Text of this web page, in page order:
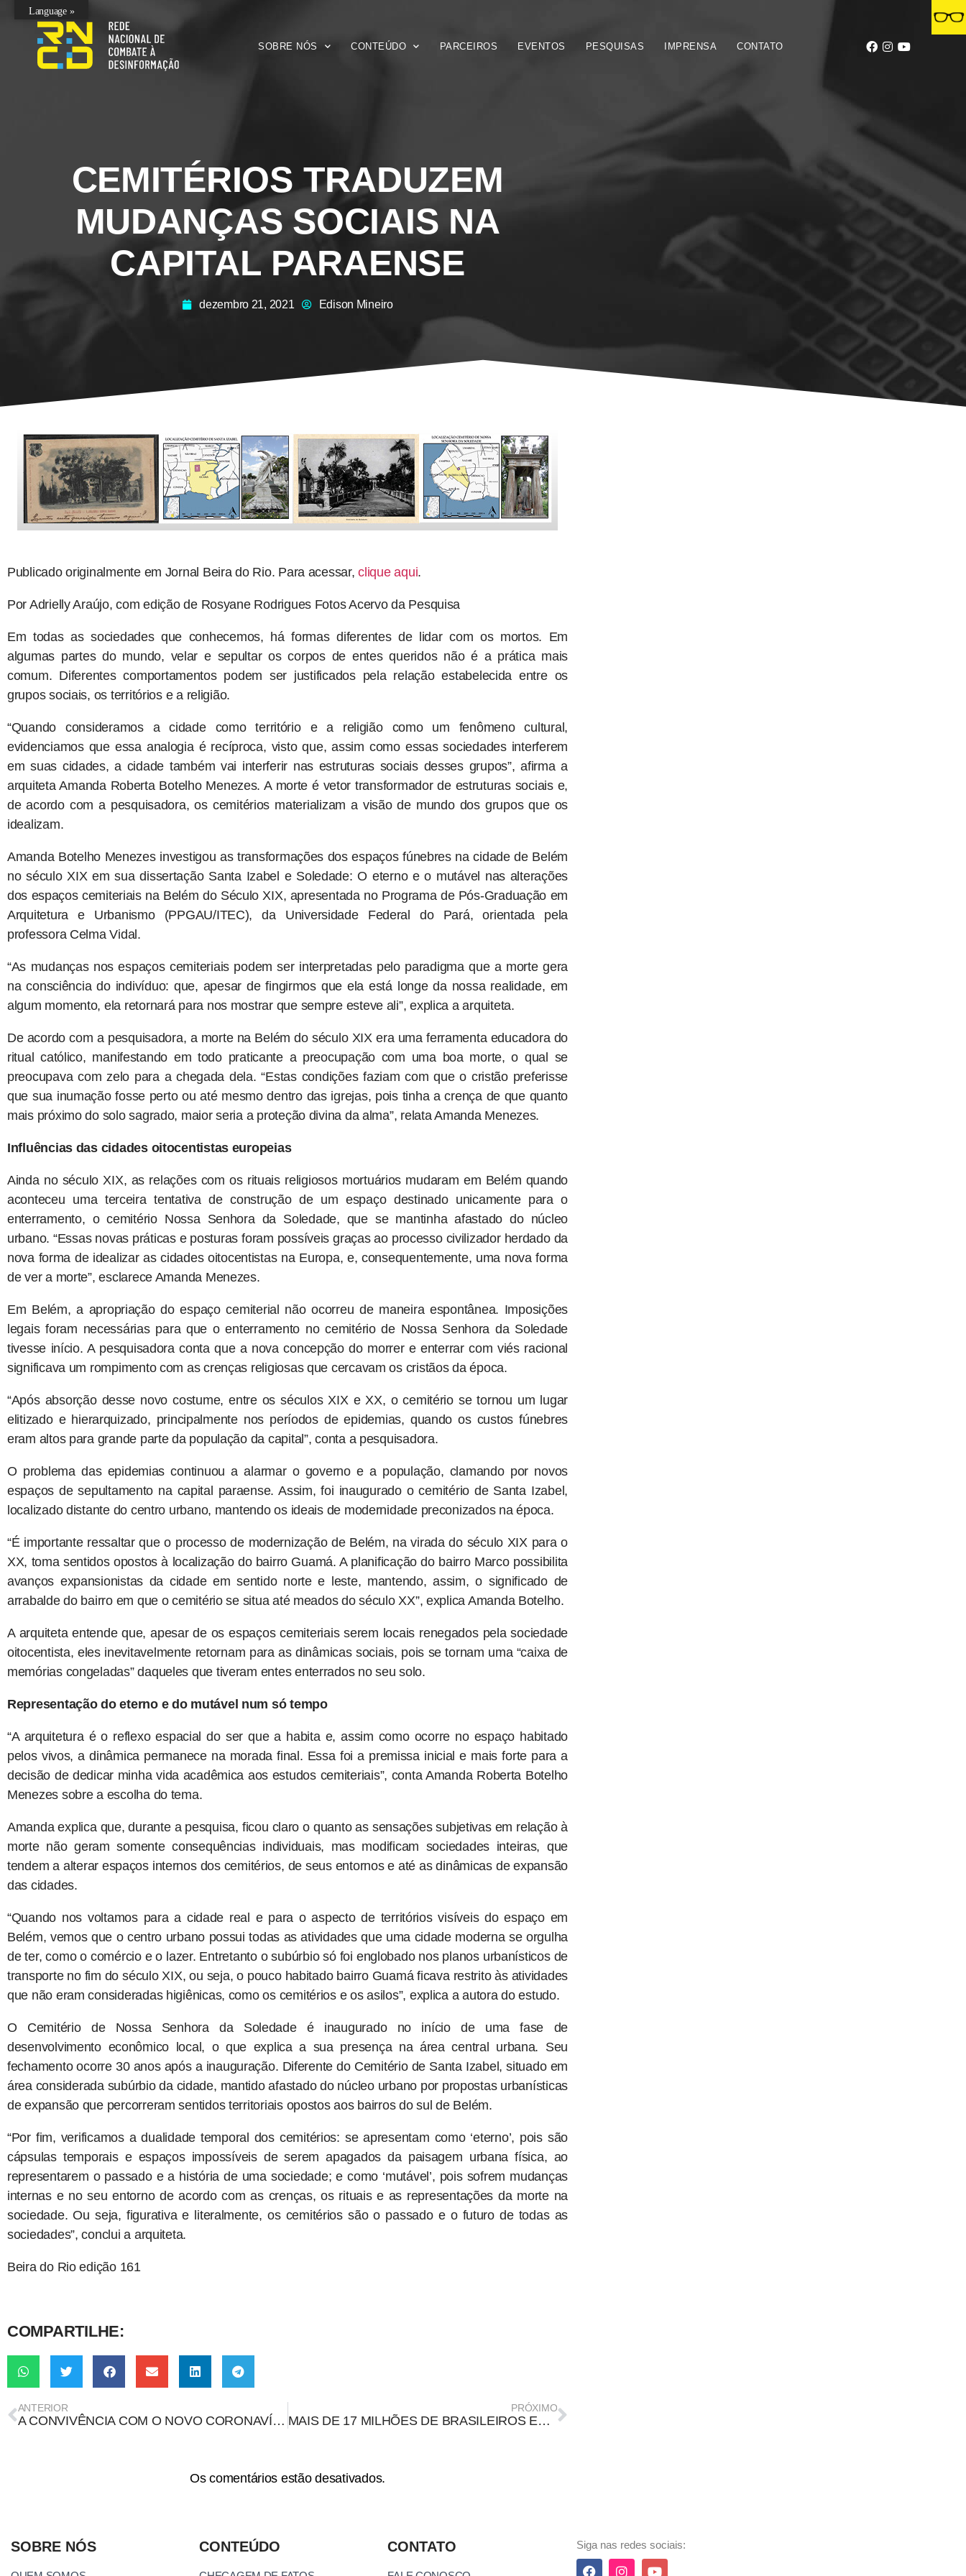
SOBRE NÓS CONTEÚDO PARCEIROS EVENTOS PESQUISAS IMPRENSA CONTATO
CEMITÉRIOS TRADUZEM
MUDANÇAS SOCIAIS NA
CAPITAL PARAENSE
dezembro 21, 2021 Edison Mineiro
Publicado originalmente em Jornal Beira do Rio. Para acessar,clique aqui.
Por Adrielly Araújo, com edição de Rosyane Rodrigues Fotos Acervo da Pesquisa
Em todas as sociedades que conhecemos, há formas diferentes de lidar com os mortos. Em
algumas partes do mundo, velar e sepultar os corpos de entes queridos não é a prática mais
comum. Diferentes comportamentos podem ser justificados pela relação estabelecida entre os
grupos sociais, os territórios e a religião.
“Quando consideramos a cidade como território e a religião como um fenômeno cultural,
evidenciamos que essa analogia é recíproca, visto que, assim como essas sociedades interferem
em suas cidades, a cidade também vai interferir nas estruturas sociais desses grupos”, afirma a
arquiteta Amanda Roberta Botelho Menezes. A morte é vetor transformador de estruturas sociais e,
de acordo com a pesquisadora, os cemitérios materializam a visão de mundo dos grupos que os
idealizam.
Amanda Botelho Menezes investigou as transformações dos espaços fúnebres na cidade de Belém
no século XIX em sua dissertação Santa Izabel e Soledade: O eterno e o mutável nas alterações
dos espaços cemiteriais na Belém do Século XIX, apresentada no Programa de Pós-Graduação em
Arquitetura e Urbanismo (PPGAU/ITEC), da Universidade Federal do Pará, orientada pela
professora Celma Vidal.
“As mudanças nos espaços cemiteriais podem ser interpretadas pelo paradigma que a morte gera
na consciência do indivíduo: que, apesar de fingirmos que ela está longe da nossa realidade, em
algum momento, ela retornará para nos mostrar que sempre esteve ali”, explica a arquiteta.
De acordo com a pesquisadora, a morte na Belém do século XIX era uma ferramenta educadora do
ritual católico, manifestando em todo praticante a preocupação com uma boa morte, o qual se
preocupava com zelo para a chegada dela. “Estas condições faziam com que o cristão preferisse
que sua inumação fosse perto ou até mesmo dentro das igrejas, pois tinha a crença de que quanto
mais próximo do solo sagrado, maior seria a proteção divina da alma”, relata Amanda Menezes.
Influências das cidades oitocentistas europeias
Ainda no século XIX, as relações com os rituais religiosos mortuários mudaram em Belém quando
aconteceu uma terceira tentativa de construção de um espaço destinado unicamente para o
enterramento, o cemitério Nossa Senhora da Soledade, que se mantinha afastado do núcleo
urbano. “Essas novas práticas e posturas foram possíveis graças ao processo civilizador herdado da
nova forma de idealizar as cidades oitocentistas na Europa, e, consequentemente, uma nova forma
de ver a morte”, esclarece Amanda Menezes.
Em Belém, a apropriação do espaço cemiterial não ocorreu de maneira espontânea. Imposições
legais foram necessárias para que o enterramento no cemitério de Nossa Senhora da Soledade
tivesse início. A pesquisadora conta que a nova concepção do morrer e enterrar com viés racional
significava um rompimento com as crenças religiosas que cercavam os cristãos da época.
“Após absorção desse novo costume, entre os séculos XIX e XX, o cemitério se tornou um lugar
elitizado e hierarquizado, principalmente nos períodos de epidemias, quando os custos fúnebres
eram altos para grande parte da população da capital”, conta a pesquisadora.
O problema das epidemias continuou a alarmar o governo e a população, clamando por novos
espaços de sepultamento na capital paraense. Assim, foi inaugurado o cemitério de Santa Izabel,
localizado distante do centro urbano, mantendo os ideais de modernidade preconizados na época.
“É importante ressaltar que o processo de modernização de Belém, na virada do século XIX para o
XX, toma sentidos opostos à localização do bairro Guamá. A planificação do bairro Marco possibilita
avanços expansionistas da cidade em sentido norte e leste, mantendo, assim, o significado de
arrabalde do bairro em que o cemitério se situa até meados do século XX”, explica Amanda Botelho.
A arquiteta entende que, apesar de os espaços cemiteriais serem locais renegados pela sociedade
oitocentista, eles inevitavelmente retornam para as dinâmicas sociais, pois se tornam uma “caixa de
memórias congeladas” daqueles que tiveram entes enterrados no seu solo.
Representação do eterno e do mutável num só tempo
“A arquitetura é o reflexo espacial do ser que a habita e, assim como ocorre no espaço habitado
pelos vivos, a dinâmica permanece na morada final. Essa foi a premissa inicial e mais forte para a
decisão de dedicar minha vida acadêmica aos estudos cemiteriais”, conta Amanda Roberta Botelho
Menezes sobre a escolha do tema.
Amanda explica que, durante a pesquisa, ficou claro o quanto as sensações subjetivas em relação à
morte não geram somente consequências individuais, mas modificam sociedades inteiras, que
tendem a alterar espaços internos dos cemitérios, de seus entornos e até as dinâmicas de expansão
das cidades.
“Quando nos voltamos para a cidade real e para o aspecto de territórios visíveis do espaço em
Belém, vemos que o centro urbano possui todas as atividades que uma cidade moderna se orgulha
de ter, como o comércio e o lazer. Entretanto o subúrbio só foi englobado nos planos urbanísticos de
transporte no fim do século XIX, ou seja, o pouco habitado bairro Guamá ficava restrito às atividades
que não eram consideradas higiênicas, como os cemitérios e os asilos”, explica a autora do estudo.
O Cemitério de Nossa Senhora da Soledade é inaugurado no início de uma fase de
desenvolvimento econômico local, o que explica a sua presença na área central urbana. Seu
fechamento ocorre 30 anos após a inauguração. Diferente do Cemitério de Santa Izabel, situado em
área considerada subúrbio da cidade, mantido afastado do núcleo urbano por propostas urbanísticas
de expansão que percorreram sentidos territoriais opostos aos bairros do sul de Belém.
“Por fim, verificamos a dualidade temporal dos cemitérios: se apresentam como ‘eterno’, pois são
cápsulas temporais e espaços impossíveis de serem apagados da paisagem urbana física, ao
representarem o passado e a história de uma sociedade; e como ‘mutável’, pois sofrem mudanças
internas e no seu entorno de acordo com as crenças, os rituais e as representações da morte na
sociedade. Ou seja, figurativa e literalmente, os cemitérios são o passado e o futuro de todas as
sociedades”, conclui a arquiteta.
Beira do Rio edição 161
COMPARTILHE:
ANTERIOR
A CONVIVÊNCIA COM O NOVO CORONAVÍRUS
PRÓXIMO
MAIS DE 17 MILHÕES DE BRASILEIROS ESTÃO COM A SEGUNDA DOSE DA VACINA ATRASADA?
Os comentários estão desativados.
SOBRE NÓS CONTEÚDO CONTATO Siga nas redes sociais:
Language »